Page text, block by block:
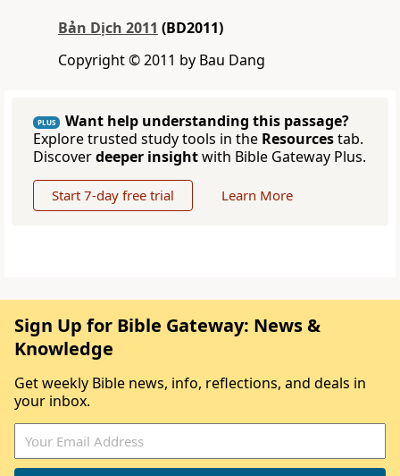
Bản Dịch 2011 (BD2011)
Copyright © 2011 by Bau Dang
PLUS
Want help understanding this passage?
Explore trusted study tools in the Resourcestab.
Discoverdeeper insightwith Bible Gateway Plus.
Start 7-day free trial Learn More
Sign Up for Bible Gateway: News &
Knowledge
Get weekly Bible news, info, reflections, and deals in
your inbox.